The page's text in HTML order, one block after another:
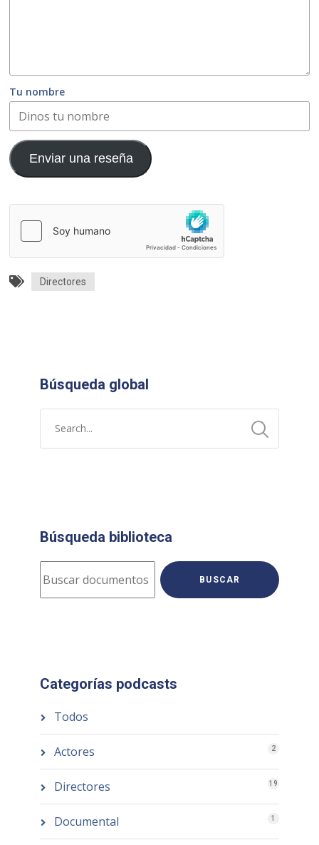
Tu nombre
Enviar una reseña
Directores
Búsqueda global
Búsqueda biblioteca
BUSCAR
Categorías podcasts
Todos
Actores 2
Directores 19
Documental 1